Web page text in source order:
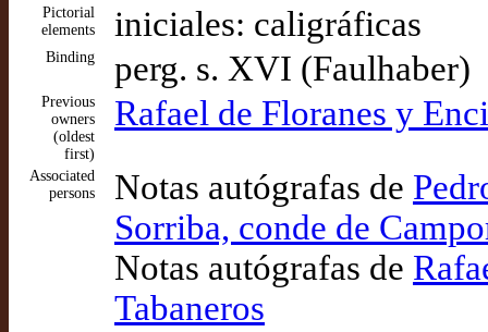
Pictorial
elements
iniciales: caligráficas
Binding perg. s. XVI (Faulhaber)
Previous
owners
(oldest
first)
Rafael de Floranes y
Associated
persons
Notas autógrafas de
Sorriba, conde de
Notas autógrafas de
Tabaneros